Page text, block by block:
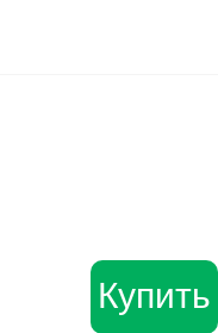
Купить